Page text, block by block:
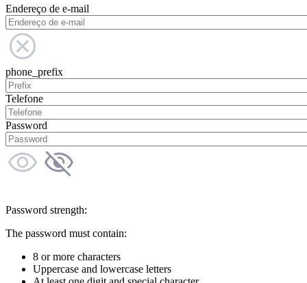
Endereço de e-mail
phone_prefix
Telefone
Password
Password strength:
The password must contain:
8 or more characters
Uppercase and lowercase letters